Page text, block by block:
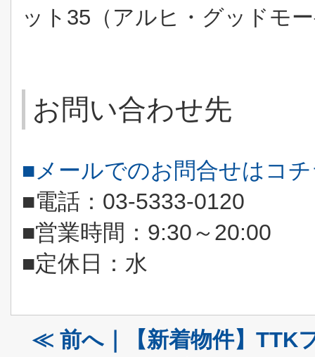
ット 35 （アルヒ・グッドモ
お問い合わせ先
■メールでのお問合せはコ
■電話： 03-5333-0120
■営業時間： 9:30～20:00
■定休日：水
≪ 前へ｜【新着物件】TTK